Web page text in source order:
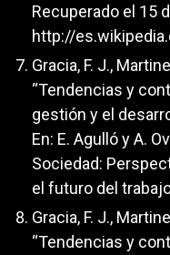
Recuperado el 15
http://
Gracia, F. J.,
“Tendencias y
gestión y el
En: E. Agulló y A.
Sociedad:
el futuro del
Gracia, F. J.,
“Tendencias y